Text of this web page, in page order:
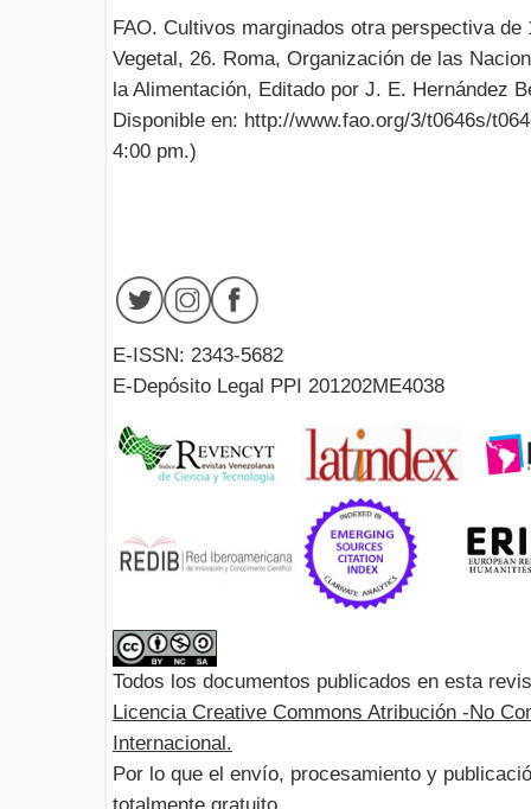
FAO. Cultivos marginados otra perspectiva
Vegetal, 26. Roma, Organización de las
la Alimentación, Editado por J. E. Hernández
Disponible en: http://www.fao.org/3/t0646s/
4:00 pm.)
E-ISSN: 2343-5682
E-Depósito Legal PPI 201202ME4038
Todos los documentos publicados en esta
Licencia Creative Commons Atribución -No
Internacional.
Por lo que el envío, procesamiento y